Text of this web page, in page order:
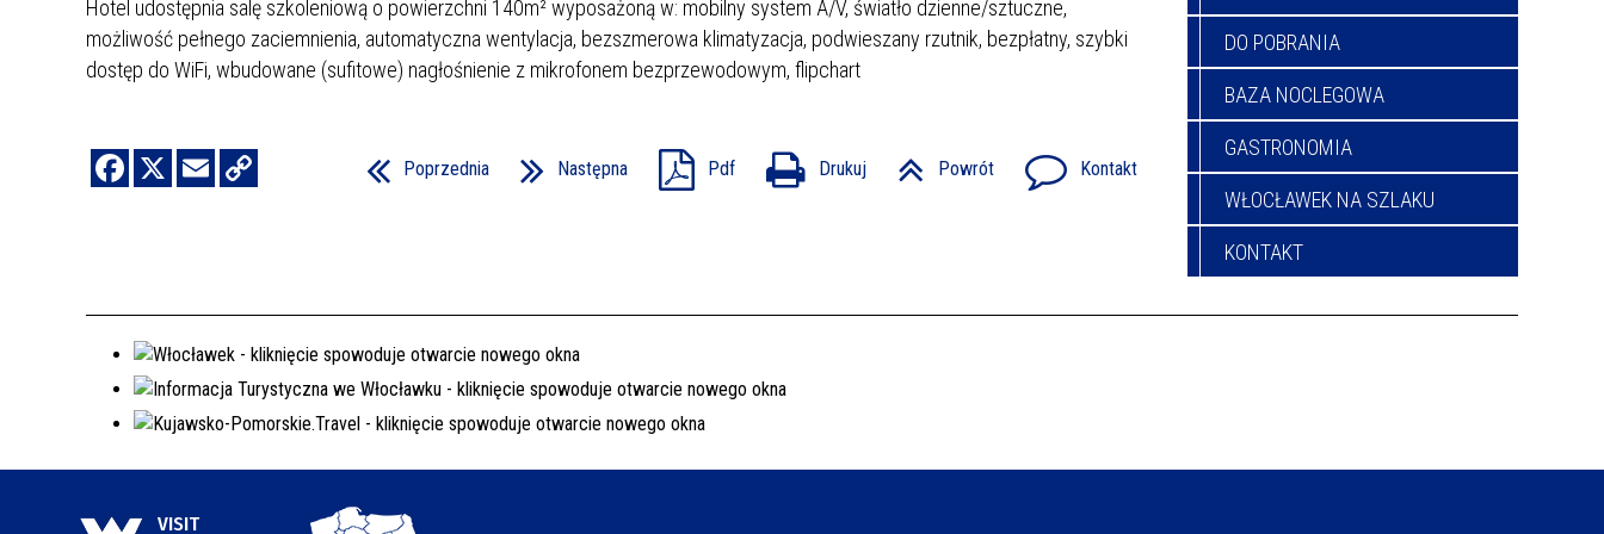
REJSY PO ZALEWIE WŁOCŁAWSKIM
Hotel udostępnia salę szkoleniową o powierzchni 140m² wyposażoną w: mobilny system A/V, światło dzienne/sztuczne,
możliwość pełnego zaciemnienia, automatyczna wentylacja, bezszmerowa klimatyzacja, podwieszany rzutnik, bezpłatny, szybki
dostęp do WiFi, wbudowane (sufitowe) nagłośnienie z mikrofonem bezprzewodowym, flipchart
Poprzednia Następna Pdf Drukuj Powrót Kontakt
DO POBRANIA
BAZA NOCLEGOWA
GASTRONOMIA
WŁOCŁAWEK NA SZLAKU
KONTAKT
VISIT